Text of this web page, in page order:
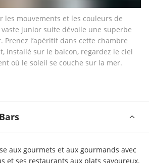
les mouvements et les couleurs de
vaste junior suite dévoile une superbe
Prenez l’apéritif dans cette chambre
installé sur le balcon, regardez le ciel
où le soleil se couche sur la mer.
aux gourmets et aux gourmands avec
et ses restaurants aux plats savoureux.